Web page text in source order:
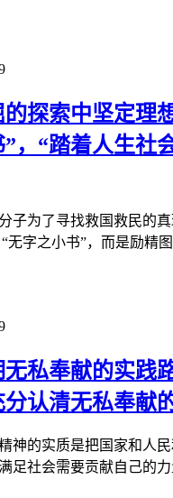
的探索中坚定理
”，“踏着人生社
子为了寻找救国救民的
无字之小书”，而是励精
无私奉献的实践
分认清无私奉献
神的实质是把国家和人
足社会需要贡献自己的